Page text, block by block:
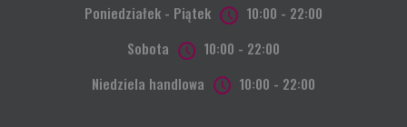
Poniedziałek - Piątek
10:00 - 22:00
Sobota
10:00 - 22:00
Niedziela handlowa
10:00 - 22:00